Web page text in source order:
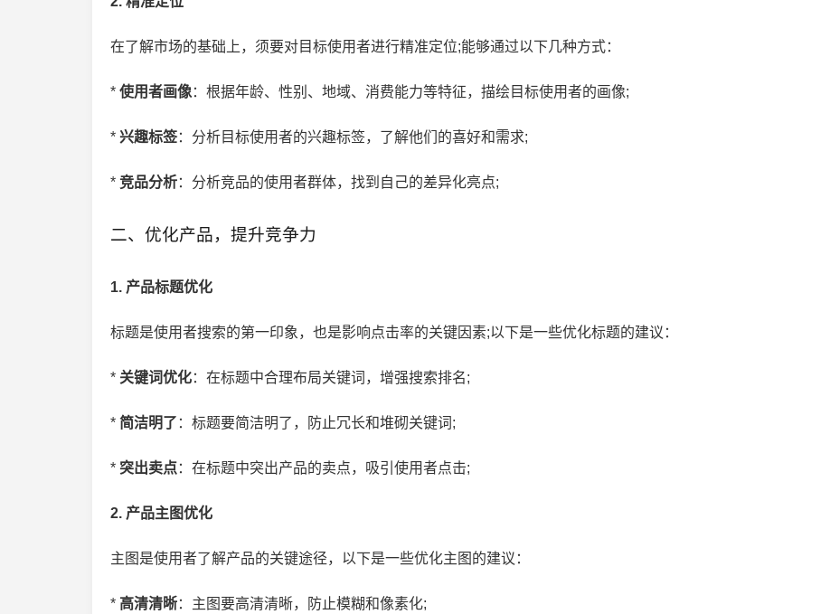
在了解市场的基础上，须要对目标使用者进行精准定位;能够通过以下几种方式：
* 使用者画像：根据年龄、性别、地域、消费能力等特征，描绘目标使用者的画像;
* 兴趣标签：分析目标使用者的兴趣标签，了解他们的喜好和需求;
* 竞品分析：分析竞品的使用者群体，找到自己的差异化亮点;
二、优化产品，提升竞争力
1. 产品标题优化
标题是使用者搜索的第一印象，也是影响点击率的关键因素;以下是一些优化标题的建议：
* 关键词优化：在标题中合理布局关键词，增强搜索排名;
* 简洁明了 ：标题要简洁明了，防止冗长和堆砌关键词;
* 突出卖点：在标题中突出产品的卖点，吸引使用者点击;
2. 产品主图优化
主图是使用者了解产品的关键途径，以下是一些优化主图的建议：
* 高清清晰：主图要高清清晰，防止模糊和像素化;
节是几月几号？2026
2025年8月天猫超级88什么时
淘宝怎么参加超级立减？淘宝